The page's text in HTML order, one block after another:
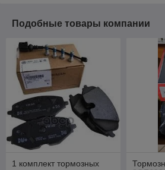
Подобные товары компании
1 комплект тормозных